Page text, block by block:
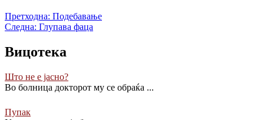
Претходна: Подебавање
Следна: Глупава фаца
Вицотека
Што не е јасно?
Во болница докторот му се обраќа ...
Пупак